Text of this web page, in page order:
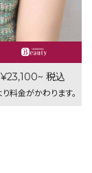
¥23,100~ 税込
り料金がかわります。